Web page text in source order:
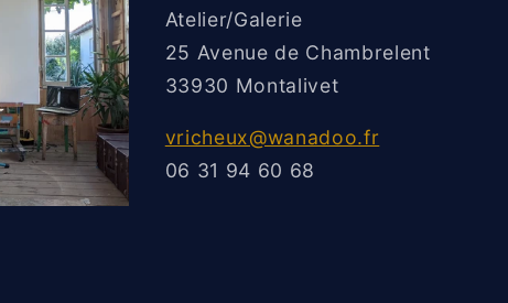
Atelier/Galerie
25 Avenue de Chambrelent
33930 Montalivet
vricheux@wanadoo.fr
06 31 94 60 68